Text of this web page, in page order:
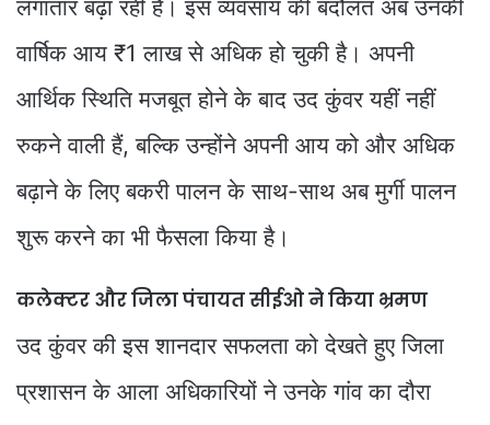
लगातार बढ़ा रही हैं। इस व्यवसाय की बदौलत अब उनकी
वार्षिक आय ₹1 लाख से अधिक हो चुकी है। अपनी
आर्थिक स्थिति मजबूत होने के बाद उद कुंवर यहीं नहीं
रुकने वाली हैं, बल्कि उन्होंने अपनी आय को और अधिक
बढ़ाने के लिए बकरी पालन के साथ-साथ अब मुर्गी पालन
शुरू करने का भी फैसला किया है।
कलेक्टर और जिला पंचायत सीईओ ने किया भ्रमण
उद कुंवर की इस शानदार सफलता को देखते हुए जिला
प्रशासन के आला अधिकारियों ने उनके गांव का दौरा